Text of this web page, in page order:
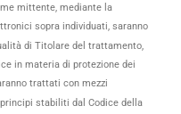
mittente, mediante la
sopra individuati, saranno
di Titolare del trattamento,
in materia di protezione dei
trattati con mezzi
stabiliti dal Codice della